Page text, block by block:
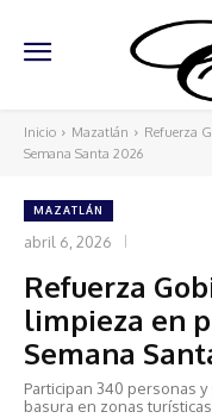
Inicio Mazatlán
Refuerza
Semana Santa 2026
MAZATLÁN
abril 6, 2026
Refuerza
limpieza en
Semana
Participan 340 personas
basura en zonas turísticas